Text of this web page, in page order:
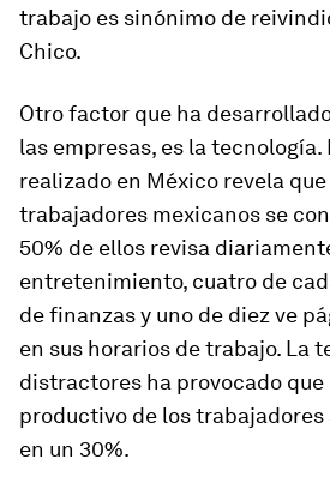
trabajo es sinónimo de
Chico.
Otro factor que ha
las empresas, es la tecnología.
realizado en México revela
trabajadores mexicanos se
50% de ellos revisa
entretenimiento, cuatro de
de finanzas y uno de diez ve
en sus horarios de trabajo. La
distractores ha provocado
productivo de los trabajadores
en un 30%.